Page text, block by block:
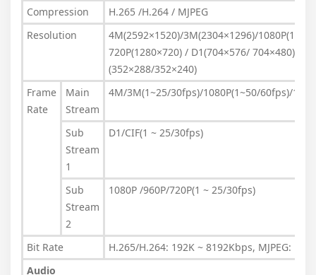
Compression
H.265 /H.264 / MJPEG
Resolution
4M(2592×1520)/3M(2304×1296)/
720P(1280×720) / D1(704×576/ 704×480) /CIF
(352×288/352×240)
Frame
Rate
Main
Stream
4M/3M(1~25/30fps)/1080P(1~50/60fps)/
Sub
Stream
1
D1/CIF(1 ~ 25/30fps)
Sub
Stream
2
1080P /960P/720P(1 ~ 25/30fps)
Bit Rate
H.265/H.264: 192K ~ 8192Kbps, MJPEG:
Audio